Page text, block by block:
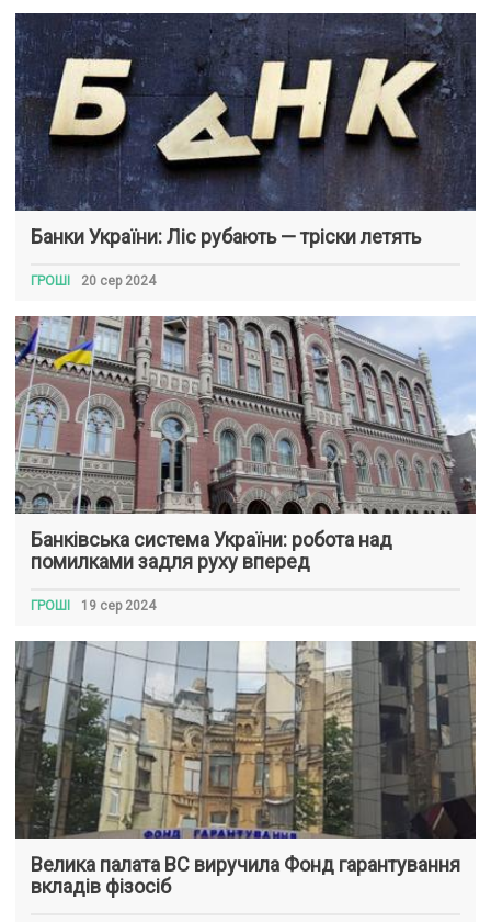
Банки України: Ліс рубають — тріски летять
ГРОШІ 20 сер 2024
Банківська система України: робота над
помилками задля руху вперед
ГРОШІ 19 сер 2024
Велика палата ВС виручила Фонд гарантування
вкладів фізосіб